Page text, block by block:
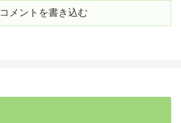
コメントを書き込む